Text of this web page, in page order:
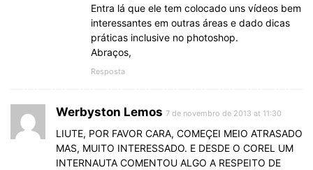
Entra lá que ele tem colocado uns vídeos bem
interessantes em outras áreas e dado dicas
práticas inclusive no photoshop.
Abraços,
Resposta
Werbyston Lemos 7 de novembro de 2013 at 11:30
LIUTE, POR FAVOR CARA, COMEÇEI MEIO ATRASADO
MAS, MUITO INTERESSADO. E DESDE O COREL UM
INTERNAUTA COMENTOU ALGO A RESPEITO DE